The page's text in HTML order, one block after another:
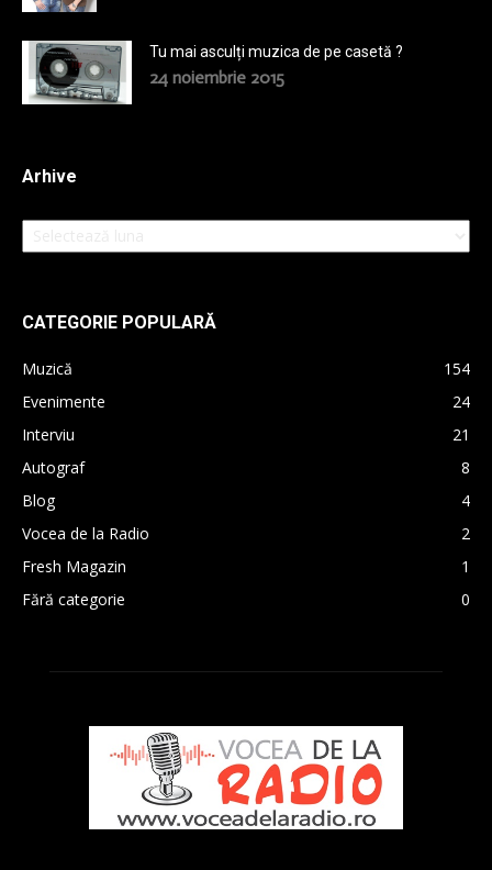
Tu mai asculți muzica de pe casetă ?
24 noiembrie 2015
Arhive
Arhive
CATEGORIE POPULARĂ
Muzică
154
Evenimente
24
Interviu
21
Autograf
8
Blog
4
Vocea de la Radio
2
Fresh Magazin
1
Fără categorie
0